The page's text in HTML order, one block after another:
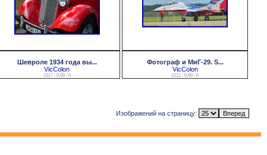
Шевроле 1934 года вы...
VicColon
1517 / 0.00 / 0
Фотограф и МиГ-29. S...
VicColon
1222 / 0.00 / 0
Изображений на страницу: